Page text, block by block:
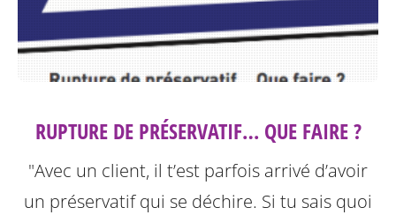
RUPTURE DE PRÉSERVATIF… QUE FAIRE ?
"Avec un client, il t’est parfois arrivé d’avoir
un préservatif qui se déchire. Si tu sais quoi